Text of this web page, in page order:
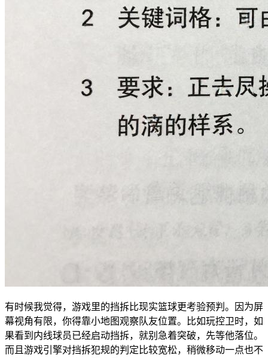
有时候我觉得，游戏里的挡拆比现实篮球更考验预判。因为屏
幕视角有限，你得靠小地图观察队友位置。比如玩控卫时，如
果看到内线球员已经启动挡拆，就别急着突破，先等他落位。
而且游戏引擎对挡拆犯规的判定比较宽松，稍微移动一点也不